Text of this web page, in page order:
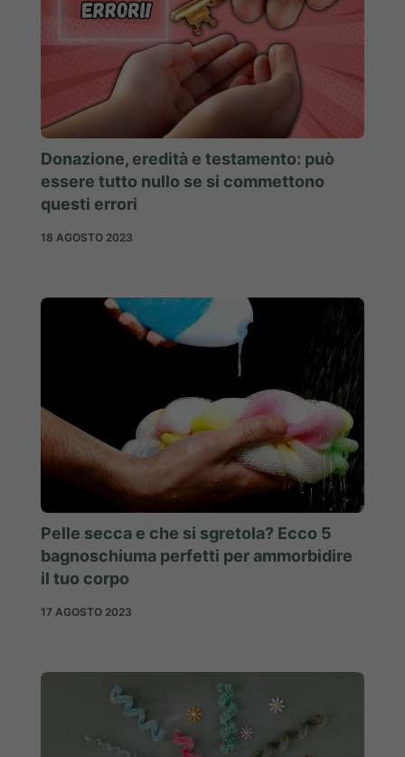
Donazione, eredità e testamento: può
essere tutto nullo se si commettono
questi errori
18 AGOSTO 2023
Pelle secca e che si sgretola? Ecco 5
bagnoschiuma perfetti per ammorbidire
il tuo corpo
17 AGOSTO 2023